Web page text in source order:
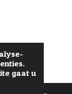
gaat u